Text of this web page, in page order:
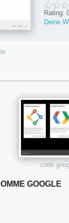
Rating:
Deine
GOOGLE